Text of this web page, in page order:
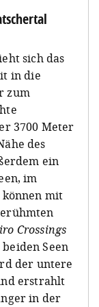
sich das
in die
zum
3700 Meter
des
ein
im
können mit
Crossings
Seen
der untere
erstrahlt
in der